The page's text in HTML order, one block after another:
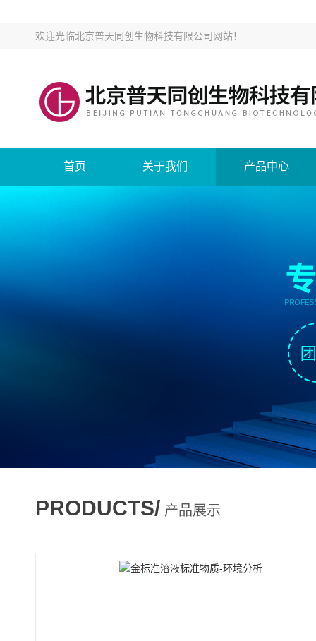
欢迎光临北京普天同创生物科技有限公司网站！
首页 关于我们 产品中心
PRODUCTS/ 产品展示